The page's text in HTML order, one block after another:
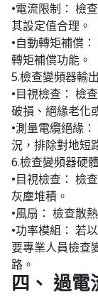
•電流限制： 檢
其設定值合理。
•自動轉矩補償
轉矩補償功能。
5.檢查變頻器輸
•目視檢查： 檢
破損、絕緣老化
•測量電纜絕緣
況，排除對地短
6.檢查變頻器硬體
•目視檢查： 檢
灰塵堆積。
•風扇： 檢查散
•功率模組： 若
要專業人員檢查
路。
四、 過電